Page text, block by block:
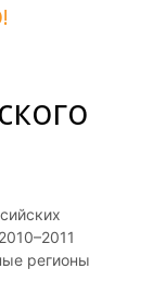
регионы